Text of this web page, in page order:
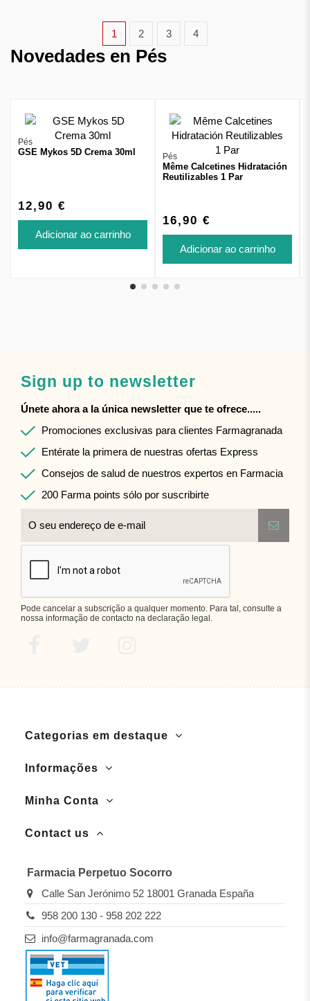
1 2 3 4
Novedades en Pés
Pés
GSE Mykos 5D Crema 30ml
12,90 €
Adicionar ao carrinho
Pés
Même Calcetines Hidratación
Reutilizables 1 Par
16,90 €
Adicionar ao carrinho
Sign up to newsletter
Únete ahora a la única newsletter que te ofrece.....
Promociones exclusivas para clientes Farmagranada
Entérate la primera de nuestras ofertas Express
Consejos de salud de nuestros expertos en Farmacia
200 Farma points sólo por suscribirte
Pode cancelar a subscrição a qualquer momento. Para tal, consulte a
nossa informação de contacto na declaração legal.
Categorias em destaque
Informações
Minha Conta
Contact us
Farmacia Perpetuo Socorro
Calle San Jerónimo 52 18001 Granada España
958 200 130 - 958 202 222
info@farmagranada.com